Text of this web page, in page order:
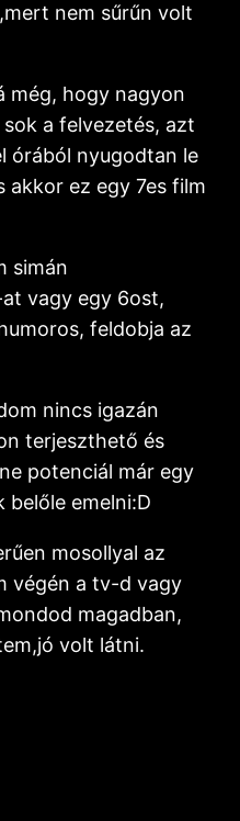
nem sűrűn volt
még, hogy nagyon
a felvezetés, azt
órából nyugodtan le
akkor ez egy 7es film
simán
vagy egy 6ost,
feldobja az
nincs igazán
terjeszthető és
potenciál már egy
belőle emelni:D
mosollyal az
végén a tv-d vagy
magadban,
volt látni.